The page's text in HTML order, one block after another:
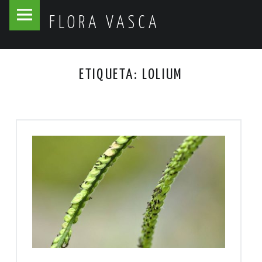
FLORA VASCA
Flora
Skip
ETIQUETA: LOLIUM